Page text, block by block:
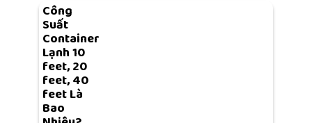
Công
Suất
Container
Lạnh 10
feet, 20
feet, 40
feet Là
Bao